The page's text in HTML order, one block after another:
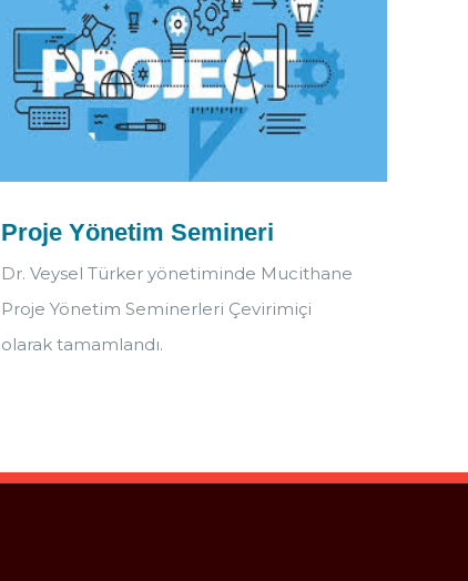
Proje Yönetim Semineri
Dr. Veysel Türker yönetiminde Mucithane
Proje Yönetim Seminerleri Çevirimiçi
olarak tamamlandı.